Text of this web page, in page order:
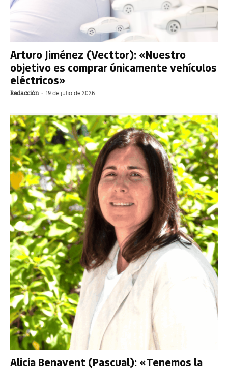
Arturo Jiménez (Vecttor): «Nuestro
objetivo es comprar únicamente vehículos
eléctricos»
Redacción - 19 de julio de 2026
Alicia Benavent (Pascual): «Tenemos la